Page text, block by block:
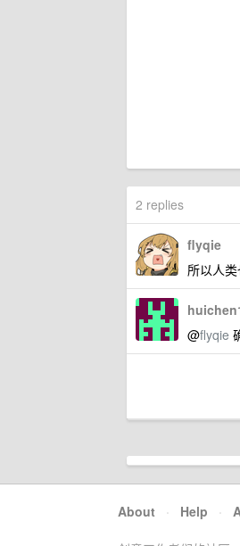
2 replies
flyqie
所以人
@flyqie
About · Help ·